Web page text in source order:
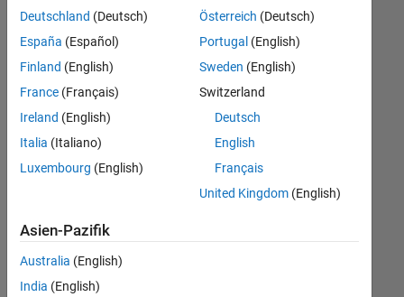
können
die
Suchkriterien
weiter
fassen
oder
alle
Stellenangebote
anzeigen .
noch
keine
offenen
Deutschland (Deutsch)
España (Español)
Finland (English)
France (Français)
Ireland (English)
Italia (Italiano)
Luxembourg (English)
Österreich (Deutsch)
Portugal (English)
Sweden (English)
Switzerland
Deutsch
English
Français
United Kingdom(English)
Asien-Pazifik
Australia (English)
India (English)